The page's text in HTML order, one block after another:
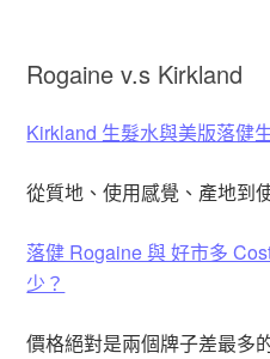
Rogaine v.s Kirkland
Kirkland 生髮水與美版落健
從質地、使用感覺、產地到
落健 Rogaine 與 好市多
少？
價格絕對是兩個牌子差最多